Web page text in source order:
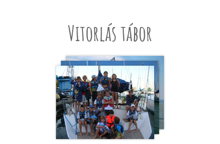
Vitorlás tábor